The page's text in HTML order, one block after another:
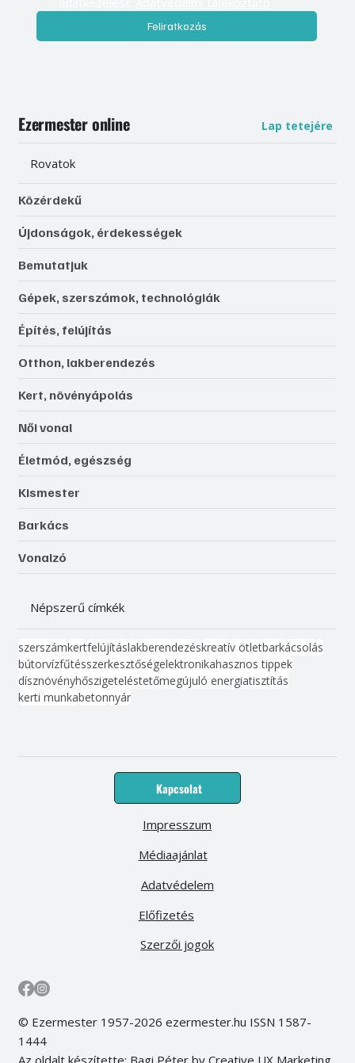
Feliratkozás
Ezermester online Lap tetejére
Rovatok
Közérdekű
Újdonságok, érdekességek
Bemutatjuk
Gépek, szerszámok, technológiák
Építés, felújítás
Otthon, lakberendezés
Kert, növényápolás
Női vonal
Életmód, egészség
Kismester
Barkács
Vonalzó
Népszerű címkék
szerszámkertfelújításlakberendezéskreatív ötletbarkácsolás
bútorvízfűtésszerkesztőségelektronikahasznos tippek
dísznövényhőszigeteléstetőmegújuló energiatisztítás
kerti munkabetonnyár
Kapcsolat
Médiaajánlat
Előfizetés
Impresszum
Adatvédelem
Szerzői jogok
© Ezermester 1957-2026 ezermester.hu ISSN 1587-
1444